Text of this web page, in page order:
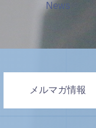
News
メルマガ情報